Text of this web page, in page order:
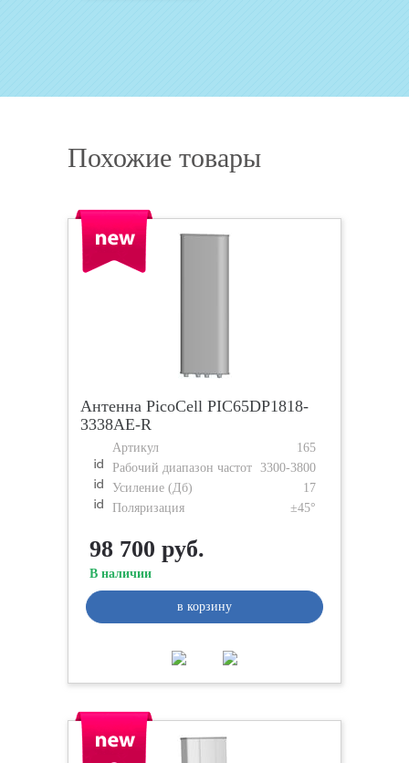
Похожие товары
Антенна PicoCell PIC65DP1818-
3338AE-R
Артикул
165
Рабочий диапазон частот 3300-3800
Усиление (Дб)
17
Поляризация
±45°
98 700 руб.
В наличии
в корзину